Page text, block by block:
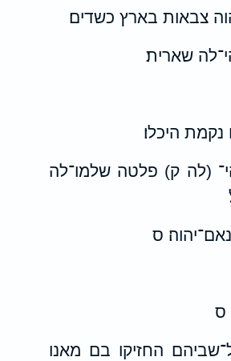
צבאות בארץ כשדים׃
שארית׃
היכלו׃
(לה ק) פלטה שלמו־לה
ס
ס
החזיקו בם מאנו